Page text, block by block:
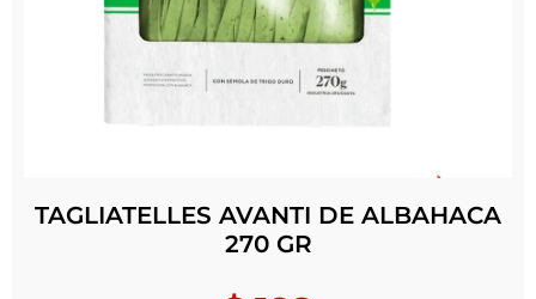
TAGLIATELLES AVANTI DE ALBAHACA
270 GR